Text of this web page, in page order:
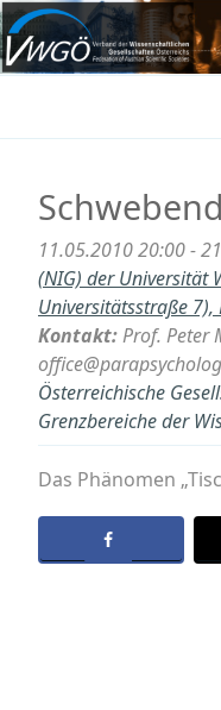
Zum
Inhalt
springenVWGÖ
Federation of Austrian
11.05.2010 20:00 -
(NIG) der Universität
Universitätsstraße
Kontakt:Prof. Peter
Österreichische
Grenzbereiche der
Das Phänomen